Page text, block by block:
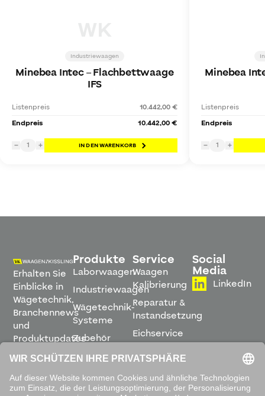
Industriewaagen
Minebea Intec–Flachbettwaage
IFS
Listenpreis
10.442,00 €
Endpreis
10.442,00 €
− 1 + IN DEN WARENKORB
Minebea
Listenpreis
Endpreis
− 1 +
Erhalten Sie
Einblicke in
Wägetechnik,
Branchennews
und
Produktupdates
direkt in
Ihren
Posteingang.
Produkte
Laborwaagen
Industriewaagen
Wägetechnik-
Systeme
Zubehör
Software
Service
Waagen
Kalibrierung
Reparatur &
Instandsetzung
Eichservice
Montage &
Inbetriebnahme
Leihwaagen
Social
Media
LinkedIn